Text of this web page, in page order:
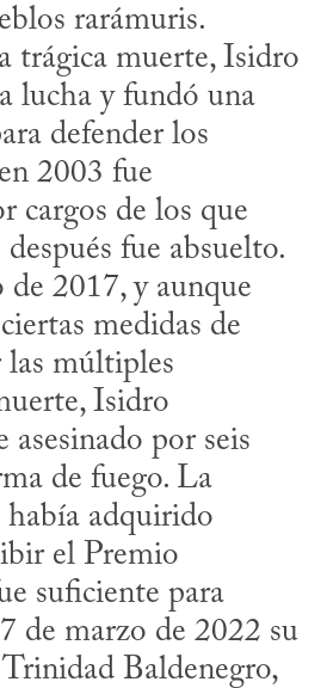
rarámuris.
trágica muerte, Isidro
lucha y fundó una
defender los
2003 fue
cargos de los que
fue absuelto.
2017, y aunque
medidas de
múltiples
Isidro
asesinado por seis
de fuego. La
adquirido
el Premio
suficiente para
de marzo de 2022 su
Baldenegro,